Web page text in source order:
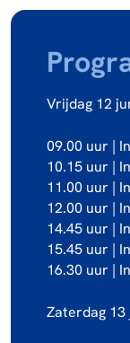
Vrijdag 12
09.00 uur |
10.15 uur |
11.00 uur |
12.00 uur |
14.45 uur |
15.45 uur |
16.30 uur |
Zaterdag